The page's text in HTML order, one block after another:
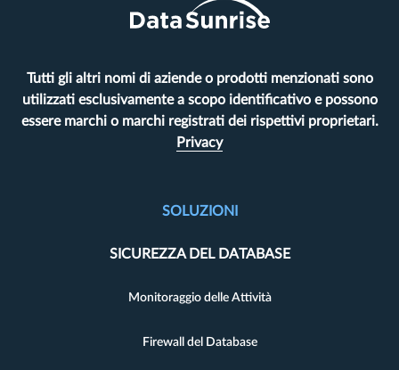
Tutti gli altri nomi di aziende o prodotti menzionati sono
utilizzati esclusivamente a scopo identificativo e possono
essere marchi o marchi registrati dei rispettivi proprietari.
Privacy
SOLUZIONI
SICUREZZA DEL DATABASE
Monitoraggio delle Attività
Firewall del Database